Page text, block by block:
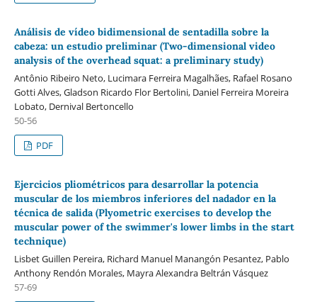
Análisis de vídeo bidimensional de sentadilla sobre la
cabeza: un estudio preliminar (Two-dimensional video
analysis of the overhead squat: a preliminary study)
Antônio Ribeiro Neto, Lucimara Ferreira Magalhães, Rafael Rosano
Gotti Alves, Gladson Ricardo Flor Bertolini, Daniel Ferreira Moreira
Lobato, Dernival Bertoncello
50-56
PDF
Ejercicios pliométricos para desarrollar la potencia
muscular de los miembros inferiores del nadador en la
técnica de salida (Plyometric exercises to develop the
muscular power of the swimmer's lower limbs in the start
technique)
Lisbet Guillen Pereira, Richard Manuel Manangón Pesantez, Pablo
Anthony Rendón Morales, Mayra Alexandra Beltrán Vásquez
57-69